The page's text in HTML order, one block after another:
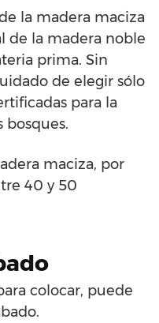
la madera maciza
de la madera noble
prima. Sin
de elegir sólo
para la
bosques.
maciza, por
40 y 50
colocar, puede